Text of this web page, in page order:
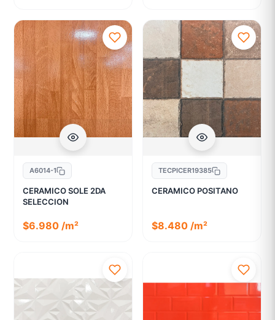
A6014-1
CERAMICO SOLE 2DA
SELECCION
$6.980 /m²
TECPICER19385
CERAMICO POSITANO
$8.480 /m²